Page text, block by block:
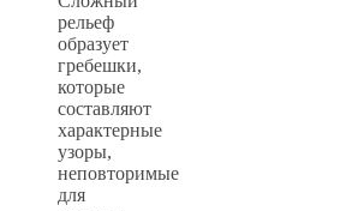
рельеф
образует
гребешки,
которые
составляют
характерные
узоры,
неповторимые
для